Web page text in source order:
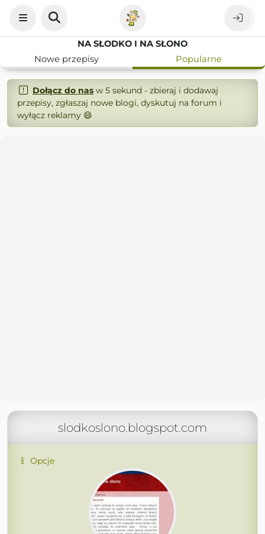
NA SŁODKO I NA SŁONO
Nowe przepisy
Popularne
Dołącz do nasw 5 sekund - zbieraj i dodawaj
przepisy, zgłaszaj nowe blogi, dyskutuj na forum i
wyłącz reklamy 😄
slodkoslono.blogspot.com
Opcje